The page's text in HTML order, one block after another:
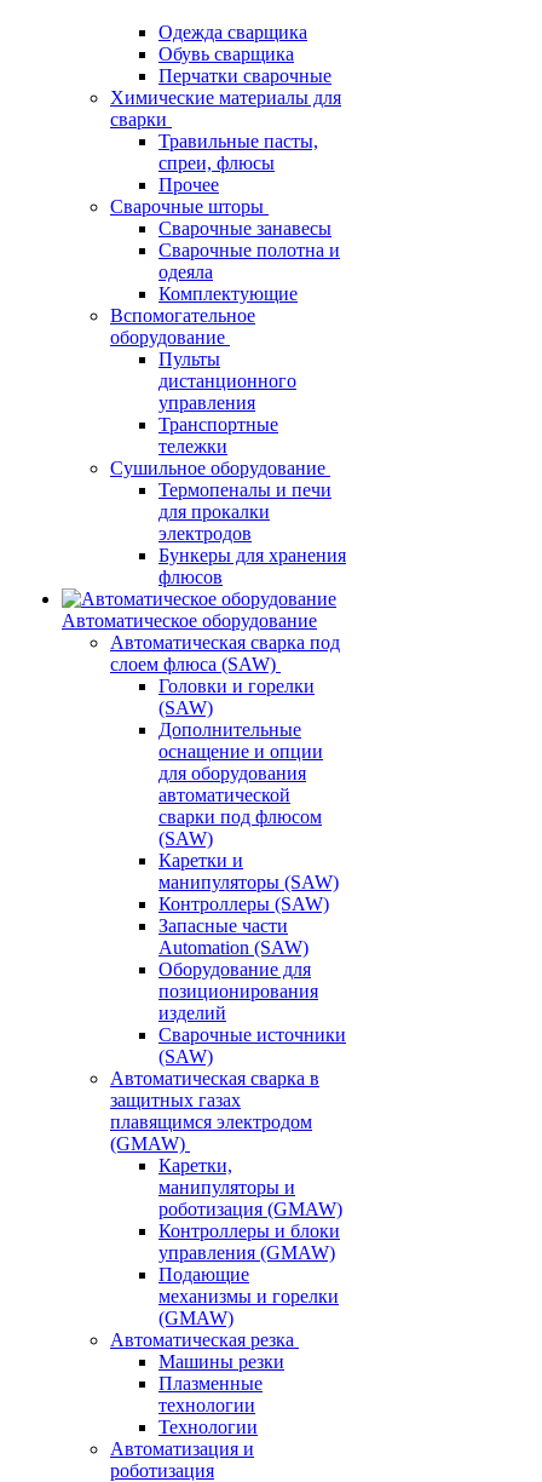
Одежда сварщика
Обувь сварщика
Перчатки сварочные
Химические материалы для
сварки
Травильные пасты,
спреи, флюсы
Прочее
Сварочные шторы
Сварочные занавесы
Сварочные полотна и
одеяла
Комплектующие
Вспомогательное
оборудование
Пульты
дистанционного
управления
Транспортные
тележки
Сушильное оборудование
Термопеналы и печи
для прокалки
электродов
Бункеры для хранения
флюсов
Автоматическое оборудование
Автоматическая сварка под
слоем флюса (SAW)
Головки и горелки
(SAW)
Дополнительные
оснащение и опции
для оборудования
автоматической
сварки под флюсом
(SAW)
Каретки и
манипуляторы (SAW)
Контроллеры (SAW)
Запасные части
Automation (SAW)
Оборудование для
позиционирования
изделий
Сварочные источники
(SAW)
Автоматическая сварка в
защитных газах
плавящимся электродом
(GMAW)
Каретки,
манипуляторы и
роботизация (GMAW)
Контроллеры и блоки
управления (GMAW)
Подающие
механизмы и горелки
(GMAW)
Автоматическая резка
Машины резки
Плазменные
технологии
Технологии
Автоматизация и
роботизация